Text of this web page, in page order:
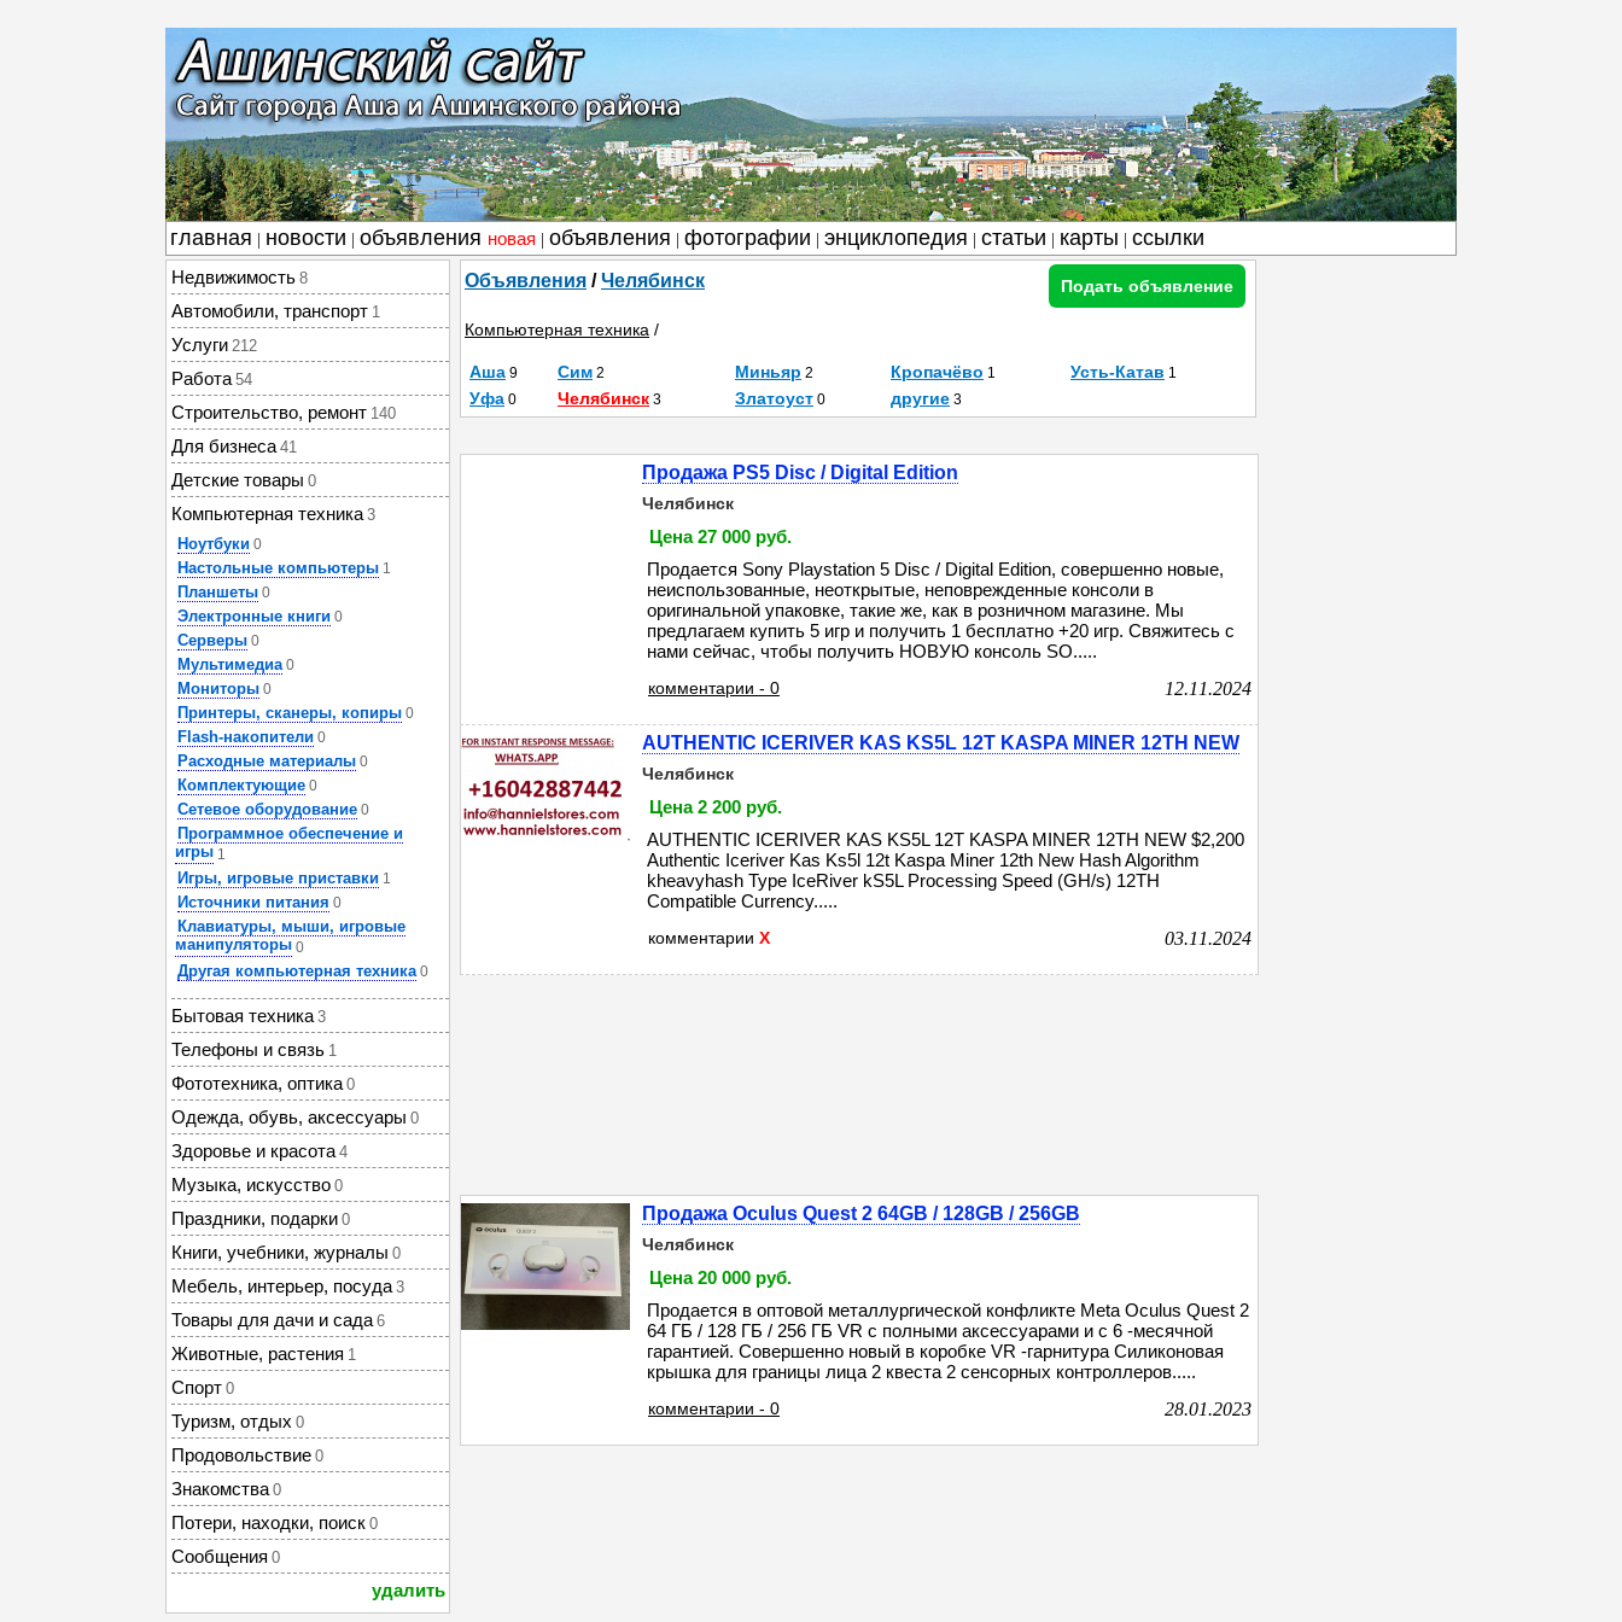
главная новости объявления новая объявления фотографии энциклопедия статьи карты ссылки
Недвижимость 8
Автомобили, транспорт 1
Услуги 212
Работа 54
Строительство, ремонт 140
Для бизнеса 41
Детские товары 0
Компьютерная техника 3
Ноутбуки 0
Настольные компьютеры 1
Планшеты 0
Электронные книги 0
Серверы 0
Мультимедиа 0
Мониторы 0
Принтеры, сканеры, копиры 0
Flash-накопители 0
Расходные материалы 0
Комплектующие 0
Сетевое оборудование 0
Программное обеспечение и
игры 1
Игры, игровые приставки 1
Источники питания 0
Клавиатуры, мыши, игровые
манипуляторы 0
Другая компьютерная техника 0
Бытовая техника 3
Телефоны и связь 1
Фототехника, оптика 0
Одежда, обувь, аксессуары 0
Здоровье и красота 4
Музыка, искусство 0
Праздники, подарки 0
Книги, учебники, журналы 0
Мебель, интерьер, посуда 3
Товары для дачи и сада 6
Животные, растения 1
Спорт 0
Туризм, отдых 0
Продовольствие 0
Знакомства 0
Потери, находки, поиск 0
Сообщения 0
удалить
Объявления /Челябинск Подать объявление
Компьютерная техника /
Аша 9 Сим 2 Миньяр 2 Кропачёво 1 Усть-Катав 1
Уфа 0 Челябинск 3 Златоуст 0 другие 3
Продажа PS5 Disc / Digital Edition
Челябинск
Цена 27 000 руб.
Продается Sony Playstation 5 Disc / Digital Edition, совершенно новые,
неиспользованные, неоткрытые, неповрежденные консоли в
оригинальной упаковке, такие же, как в розничном магазине. Мы
предлагаем купить 5 игр и получить 1 бесплатно +20 игр. Свяжитесь с
нами сейчас, чтобы получить НОВУЮ консоль SO.....
комментарии - 0 12.11.2024
AUTHENTIC ICERIVER KAS KS5L 12T KASPA MINER 12TH NEW
Челябинск
Цена 2 200 руб.
AUTHENTIC ICERIVER KAS KS5L 12T KASPA MINER 12TH NEW $2,200
Authentic Iceriver Kas Ks5l 12t Kaspa Miner 12th New Hash Algorithm
kheavyhash Type IceRiver kS5L Processing Speed (GH/s) 12TH
Compatible Currency.....
комментарии X 03.11.2024
Продажа Oculus Quest 2 64GB / 128GB / 256GB
Челябинск
Цена 20 000 руб.
Продается в оптовой металлургической конфликте Meta Oculus Quest 2
64 ГБ / 128 ГБ / 256 ГБ VR с полными аксессуарами и с 6 -месячной
гарантией. Совершенно новый в коробке VR -гарнитура Силиконовая
крышка для границы лица 2 квеста 2 сенсорных контроллеров.....
комментарии - 0 28.01.2023